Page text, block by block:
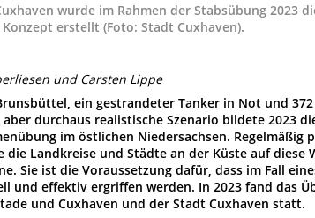
wurde im Rahmen der Stabsübung 2023
erstellt (Foto: Stadt Cuxhaven).
und Carsten Lippe
ein gestrandeter Tanker in Not und
durchaus realistische Szenario bildete 2023
im östlichen Niedersachsen. Regelmäßig
die Landkreise und Städte an der Küste auf diese
Sie ist die Voraussetzung dafür, dass im Fall
und effektiv ergriffen werden. In 2023 fand das
und Cuxhaven und der Stadt Cuxhaven statt.